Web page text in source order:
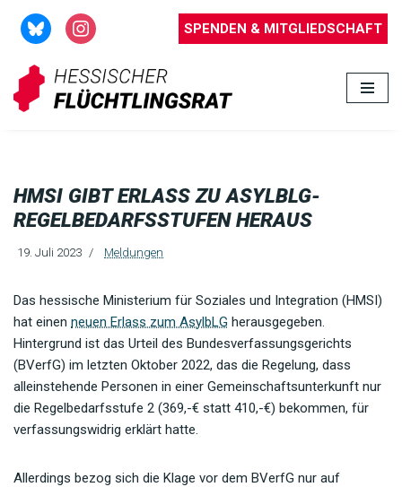
Zum
Inhalt
springen
SPENDEN & MITGLIEDSCHAFT
HMSI GIBT ERLASS ZU ASYLBLG-
REGELBEDARFSSTUFEN HERAUS
19. Juli 2023 Meldungen
Das hessische Ministerium für Soziales und Integration (HMSI)
hat einen neuen Erlass zum AsylbLG herausgegeben.
Hintergrund ist das Urteil des Bundesverfassungsgerichts
(BVerfG) im letzten Oktober 2022, das die Regelung, dass
alleinstehende Personen in einer Gemeinschaftsunterkunft nur
die Regelbedarfsstufe 2 (369,-€ statt 410,-€) bekommen, für
verfassungswidrig erklärt hatte.
Allerdings bezog sich die Klage vor dem BVerfG nur auf